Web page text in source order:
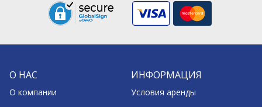
О НАС
О компании
ИНФОРМАЦИЯ
Условия аренды